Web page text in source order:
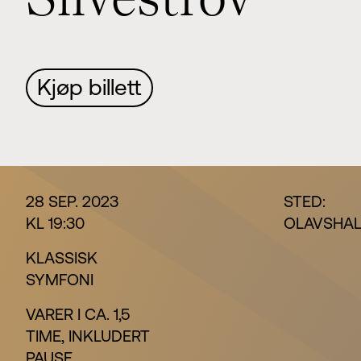
Kjøp billett
28 SEP. 2023
KL 19:30
KLASSISK
SYMFONI
VARER I CA. 1,5
TIME, INKLUDERT
STED: